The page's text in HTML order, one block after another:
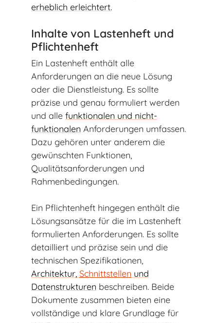
erheblich erleichtert.
Inhalte von Lastenheft und
Pflichtenheft
Ein Lastenheft enthält alle
Anforderungen an die neue Lösung
oder die Dienstleistung. Es sollte
präzise und genau formuliert werden
und alle funktionalen und nicht-
funktionalen Anforderungen umfassen.
Dazu gehören unter anderem die
gewünschten Funktionen,
Qualitätsanforderungen und
Rahmenbedingungen.
Ein Pflichtenheft hingegen enthält die
Lösungsansätze für die im Lastenheft
formulierten Anforderungen. Es sollte
detailliert und präzise sein und die
technischen Spezifikationen,
Architektur, Schnittstellen und
Datenstrukturen beschreiben. Beide
Dokumente zusammen bieten eine
vollständige und klare Grundlage für